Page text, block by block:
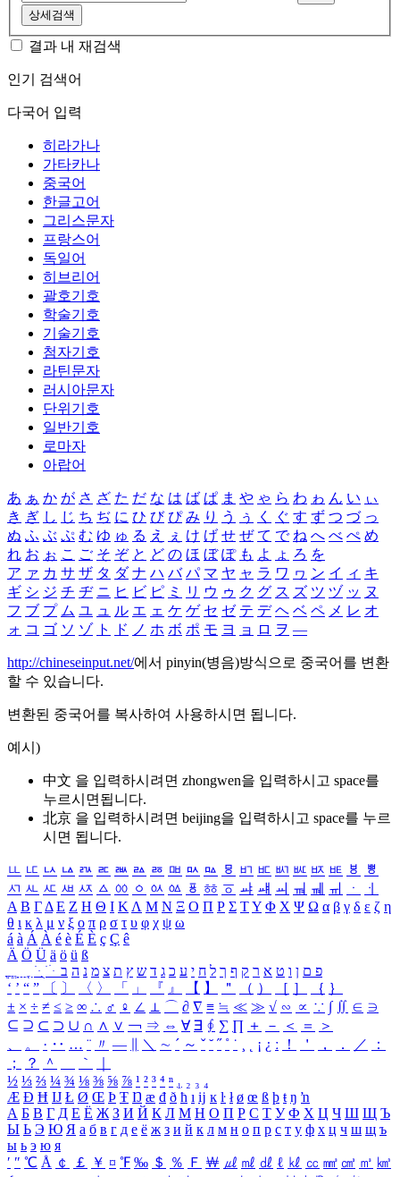
상세검색
결과 내 재검색
인기 검색어
다국어 입력
히라가나
가타카나
중국어
한글고어
그리스문자
프랑스어
독일어
히브리어
괄호기호
학술기호
기술기호
첨자기호
라틴문자
러시아문자
단위기호
일반기호
로마자
아랍어
あ ぁ か が さ ざ た だ な は ば ぱ ま や ゃ ら わ ゎ ん い ぃ
き ぎ し じ ち ぢ に ひ び ぴ み り う ぅ く ぐ す ず つ づ っ
ぬ ふ ぶ ぷ む ゆ ゅ る え ぇ け げ せ ぜ て で ね へ べ ぺ め
れ お ぉ こ ご そ ぞ と ど の ほ ぼ ぽ も よ ょ ろ を
ア ァ カ サ ザ タ ダ ナ ハ バ パ マ ヤ ャ ラ ワ ヮ ン イ ィ キ
ギ シ ジ チ ヂ ニ ヒ ビ ピ ミ リ ウ ゥ ク グ ス ズ ツ ヅ ッ ヌ
フ ブ プ ム ユ ュ ル エ ェ ケ ゲ セ ゼ テ デ ヘ ベ ペ メ レ オ
ォ コ ゴ ソ ゾ ト ド ノ ホ ボ ポ モ ヨ ョ ロ ヲ ―
http://chineseinput.net/에서 pinyin(병음)방식으로 중국어를 변환
할 수 있습니다.
변환된 중국어를 복사하여 사용하시면 됩니다.
예시)
中文 을 입력하시려면 zhongwen을 입력하시고 space를
누르시면됩니다.
北京 을 입력하시려면 beijing을 입력하시고 space를 누르
시면 됩니다.
ㅥ ㅦ ㅧ ㅨ ㅩ ㅪ ㅫ ㅬ ㅭ ㅮ ㅯ ㅰ ㅱ ㅲ ㅳ ㅴ ㅵ ㅶ ㅷ ㅸ
ㅹ
ㅺ ㅻ ㅼ ㅽ ㅾ ㅿ ㆀ ㆁ ㆂ ㆃ ㆄ ㆅ ㆆ ㆇ ㆈ ㆉ ㆊ ㆋ ㆌ ㆍ
ㆎ
Α Β ΓΔ Ε Ζ Η Θ Ι ΚΛ Μ Ν Ξ Ο Π Ρ Σ ΤΥ Φ Χ Ψ Ω α β γ δ ε ζ η
θ ι κ λ μ ν ξ ο π ρ σ τ υ φ χ ψ ω
á à Á À é è É È ç Ç ê
Ä Ö Ü ä ö ü ß
ִֶֹ ֻּ ׁׂ פ ם ן ו ט א ר ק ף ך ל ח י ע כ ג ד ש ץ ת צ מ נ ה ב
‘ ’ “ ” 〔 〕 〈 〉 「 」 『 』 【 】 ＂ （ ） ［ ］ ｛ ｝
± × ÷ ≠ ≤ ≥ ∞ ∴ ♂ ♀ ∠ ⊥ ⌒ ∂ ∇ ≡ ≒ ≪ ≫ √ ∽ ∝ ∵ ∫ ∬ ∈ ∋
⊆ ⊇ ⊂ ⊃ ∪ ∩ ∧ ∨ ￢ ⇒ ⇔ ∀ ∃ ∮ ∑ ∏ ＋ － ＜ ＝
＞
、
。 · ‥ … ¨ 〃 ― ＼ ∼ ´ ～ ˇ ˘ ˝ ˚ ˙ ¸ ¡ ¿ ː ！ ＇ ， ． ／
：
；
？ ＾ ｀
½ ⅓ ⅔ ¼ ¾ ⅛ ⅜ ⅝ ⅞ ¹ ² ³ ⁴ ⁿ ₁ ₂ ₃ ₄
Æ Ð Ħ Ĳ Ł Ø Œ Þ Ŧ Ŋ æ đ ð ħ ı ĳ ĸ ŀ ł ø œ ß þ ŧ ŋ ŉ
А Б В Г Д Е Ё Ж З И Й К Л М Н О П Р С Т У Ф Х Ц Ч Ш Щ Ъ
Ы Ь Э Ю Я а б в г д е ё ж з и й к л м н о п р с т у ф х ц ч ш щ ъ
ы ь э ю я
′ ″ ℃ Å ￠ ￡ ￥ ¤ ℉ ‰ ＄ ％ Ｆ ￦ ㎕ ㎖ ㎗ ℓ ㎘ ㏄ ㎣ ㎤ ㎥ ㎦